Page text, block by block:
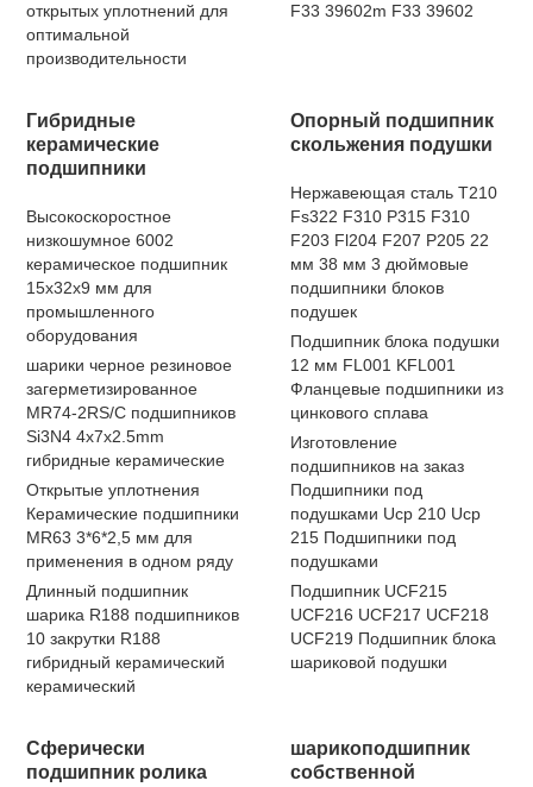
открытых уплотнений для
оптимальной
производительности
F33 39602m F33 39602
Гибридные
керамические
подшипники
Высокоскоростное
низкошумное 6002
керамическое подшипник
15x32x9 мм для
промышленного
оборудования
шарики черное резиновое
загерметизированное
MR74-2RS/C подшипников
Si3N4 4x7x2.5mm
гибридные керамические
Открытые уплотнения
Керамические подшипники
MR63 3*6*2,5 мм для
применения в одном ряду
Длинный подшипник
шарика R188 подшипников
10 закрутки R188
гибридный керамический
керамический
Опорный подшипник
скольжения подушки
Нержавеющая сталь T210
Fs322 F310 P315 F310
F203 Fl204 F207 P205 22
мм 38 мм 3 дюймовые
подшипники блоков
подушек
Подшипник блока подушки
12 мм FL001 KFL001
Фланцевые подшипники из
цинкового сплава
Изготовление
подшипников на заказ
Подшипники под
подушками Ucp 210 Ucp
215 Подшипники под
подушками
Подшипник UCF215
UCF216 UCF217 UCF218
UCF219 Подшипник блока
шариковой подушки
Сферически
подшипник ролика
шарикоподшипник
собственной